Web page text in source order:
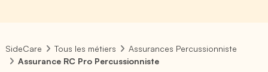
SideCare Tous les métiers
Assurances Percussionniste
Assurance RC Pro Percussionniste